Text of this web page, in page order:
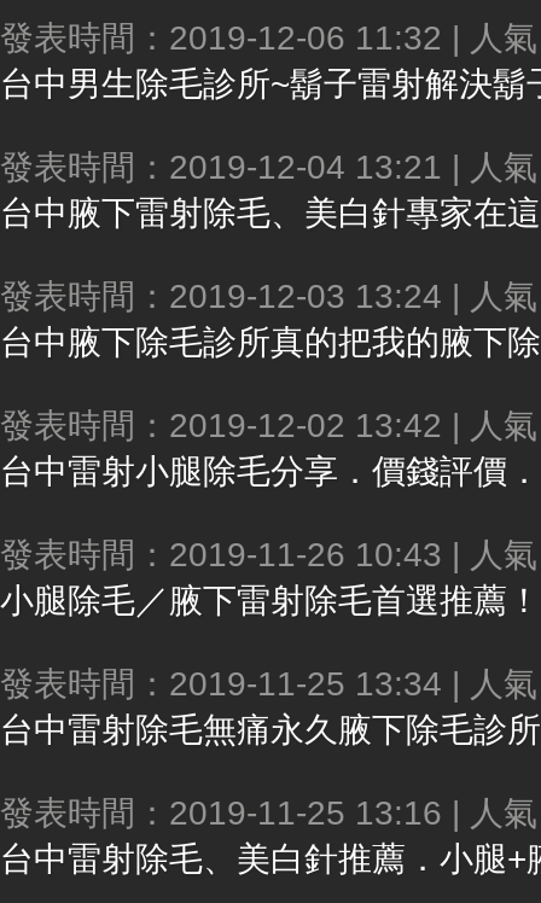
發表時間：2019-12-06 11:32 | 人
台中男生除毛診所~鬍子雷射解決鬍子太多的困
發表時間：2019-12-04 13:21 | 人
台中腋下雷射除毛、美白針專家在這裡
發表時間：2019-12-03 13:24 | 人
台中腋下除毛診所真的把我的腋下除的好
發表時間：2019-12-02 13:42 | 人
台中雷射小腿除毛分享．價錢評價
發表時間：2019-11-26 10:43 | 人
小腿除毛／腋下雷射除毛首選推薦
發表時間：2019-11-25 13:34 | 人
台中雷射除毛無痛永久腋下除毛診所,真
發表時間：2019-11-25 13:16 | 人
台中雷射除毛、美白針推薦．小腿+